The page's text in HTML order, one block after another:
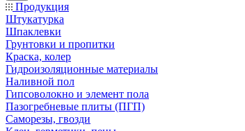
Продукция
Штукатурка
Шпаклевки
Грунтовки и пропитки
Краска, колер
Гидроизоляционные материалы
Наливной пол
Гипсоволокно и элемент пола
Пазогребневые плиты (ПГП)
Саморезы, гвозди